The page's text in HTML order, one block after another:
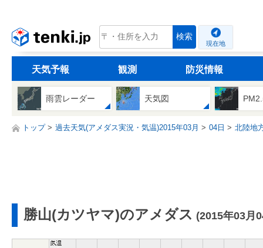
tenki.jp 検索
現在地
天気予報 観測 防災情報
雨雲レーダー 天気図
トップ 過去天気(アメダス実況・気温)2015年03月 04日 北陸地
勝山(カツヤマ)のアメダス (2015年03月